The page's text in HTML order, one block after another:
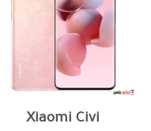
Xiaomi Civi